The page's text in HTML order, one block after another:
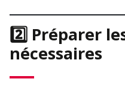
2️⃣ Préparer
nécessaires